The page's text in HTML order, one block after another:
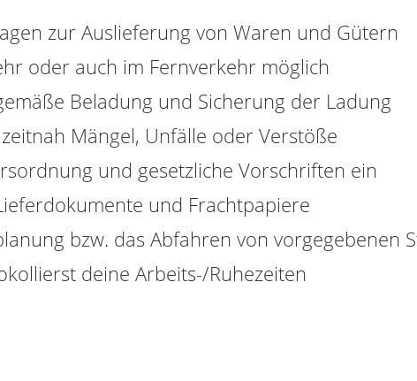
zur Auslieferung von Waren und Gütern
oder auch im Fernverkehr möglich
Beladung und Sicherung der Ladung
Mängel, Unfälle oder Verstöße
und gesetzliche Vorschriften ein
und Frachtpapiere
bzw. das Abfahren von vorgegebenen
deine Arbeits-/Ruhezeiten